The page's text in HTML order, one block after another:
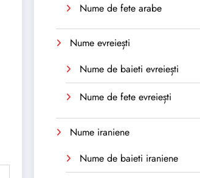
Nume de fete arabe
Nume evreiești
Nume de baieti evreiești
Nume de fete evreiești
Nume iraniene
Nume de baieti iraniene